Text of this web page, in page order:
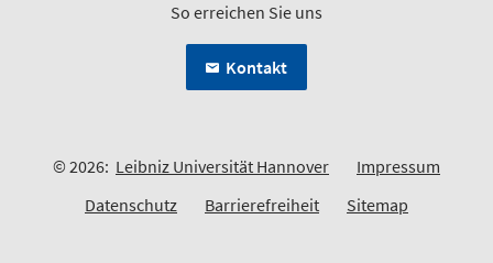
So erreichen Sie uns
Kontakt
© 2026: Leibniz Universität Hannover
Impressum
Datenschutz
Barrierefreiheit Sitemap